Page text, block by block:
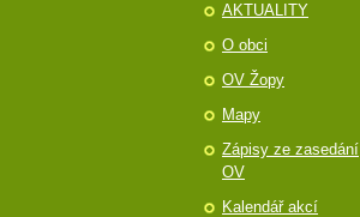
AKTUALITY
O obci
OV Žopy
Mapy
Zápisy ze zasedání
OV
Kalendář akcí